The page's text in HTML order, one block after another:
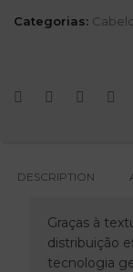
Categorias:
DESCRIPTION
Graças à
distribuição
tecnologia